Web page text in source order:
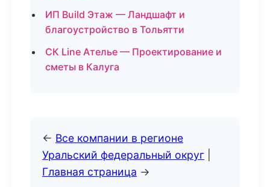
ИП Build Этаж — Ландшафт и
благоустройство в Тольятти
СК Line Ателье — Проектирование и
сметы в Калуга
← Все компании в регионе
Уральский федеральный округ
Главная страница →